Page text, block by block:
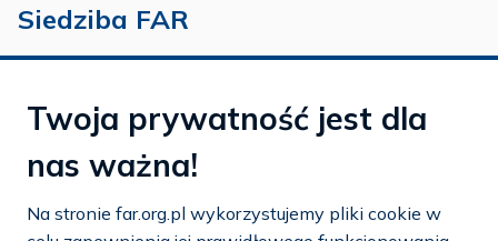
Siedziba FAR
ul. Ludwika Idzikowskiego 16
00-710 Warszawa
tel./fax:
22 651 88 02
tel.: 22 651 88 03
tel.:22 858 26 39
Twoja prywatność jest dla
nas ważna!
Na stronie far.org.pl wykorzystujemy pliki cookie w